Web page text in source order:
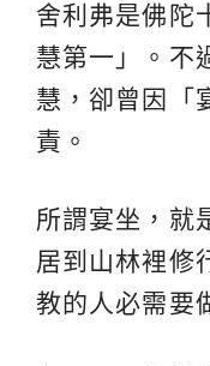
舍利弗是佛陀
慧第一」。不
慧，卻曾因「
責。
所謂宴坐，就
居到山林裡修
教的人必需要